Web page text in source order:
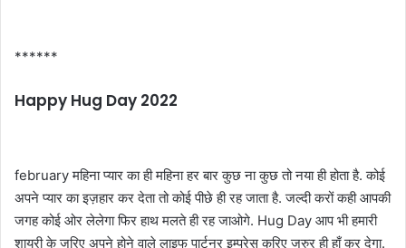
******
Happy Hug Day 2022
february महिना प्यार का ही महिना हर बार कुछ ना कुछ तो नया ही होता है. कोई
अपने प्यार का इज़हार कर देता तो कोई पीछे ही रह जाता है. जल्दी करों कही आपकी
जगह कोई ओर लेलेगा फिर हाथ मलते ही रह जाओगे. Hug Day आप भी हमारी
शायरी के जरिए अपने होने वाले लाइफ पार्टनर इम्प्रेस करिए जरुर ही हाँ कर देगा.